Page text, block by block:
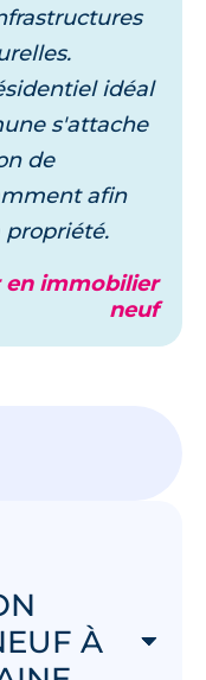
idéal
s'attache
de
afin
propriété.
en immobilier
neuf
À